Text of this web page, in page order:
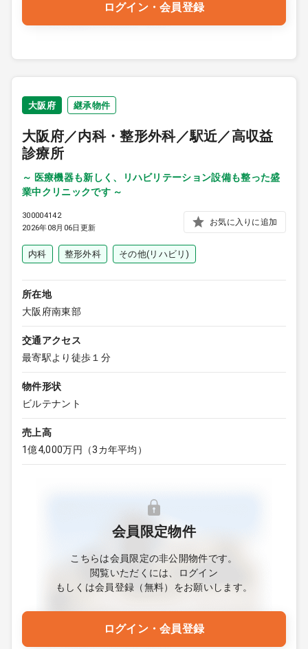
ログイン・会員登録
大阪府 継承物件
大阪府／内科・整形外科／駅近／高収益
診療所
～ 医療機器も新しく、リハビリテーション設備も整った盛
業中クリニックです ～
300004142
2026年08月06日更新
お気に入りに追加
内科 整形外科 その他(リハビリ)
所在地
大阪府南東部
交通アクセス
最寄駅より徒歩１分
物件形状
ビルテナント
売上高
1億4,000万円（3カ年平均）
会員限定物件
こちらは会員限定の非公開物件です。
閲覧いただくには、ログイン
もしくは会員登録（無料）をお願いします。
ログイン・会員登録